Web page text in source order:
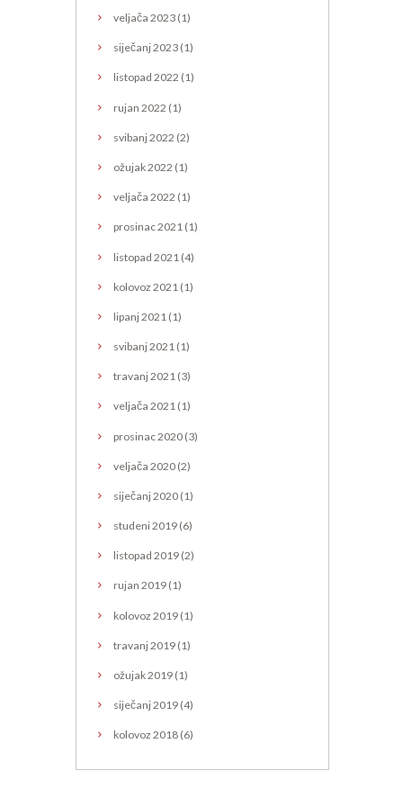
veljača 2023(1)
siječanj2023(1)
listopad 2022 (1)
rujan 2022 (1)
svibanj2022 (2)
ožujak2022 (1)
veljača 2022 (1)
prosinac2021(1)
listopad 2021 (4)
kolovoz 2021 (1)
lipanj2021 (1)
svibanj2021(1)
travanj2021(3)
veljača 2021(1)
prosinac2020(3)
veljača 2020(2)
siječanj2020(1)
studeni2019(6)
listopad 2019(2)
rujan 2019(1)
kolovoz 2019(1)
travanj2019(1)
ožujak2019(1)
siječanj2019(4)
kolovoz 2018(6)